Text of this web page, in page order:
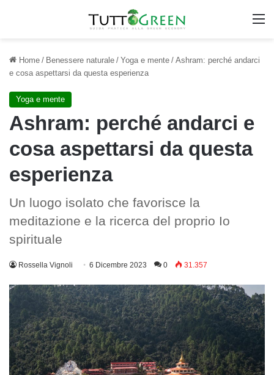
Home / Benessere naturale / Yoga e mente / Ashram: perché andarci
e cosa aspettarsi da questa esperienza
Yoga e mente
Ashram: perché andarci e
cosa aspettarsi da questa
esperienza
Un luogo isolato che favorisce la
meditazione e la ricerca del proprio Io
spirituale
Rossella Vignoli 6 Dicembre 2023 0 31.357